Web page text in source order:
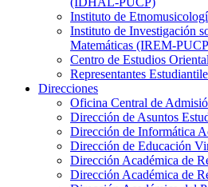
Instituto de
Instituto de Investigación
Matemáticas (IREM-
Centro de Estudios
Representantes
Direcciones
Oficina Central de
Dirección de Asuntos
Dirección de Informática
Dirección de Educación
Dirección Académica de
Dirección Académica de